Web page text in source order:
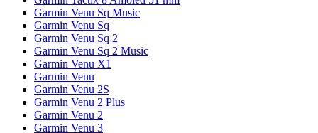
Garmin Venu Sq Music
Garmin Venu Sq
Garmin Venu Sq 2
Garmin Venu Sq 2 Music
Garmin Venu X1
Garmin Venu
Garmin Venu 2S
Garmin Venu 2 Plus
Garmin Venu 2
Garmin Venu 3